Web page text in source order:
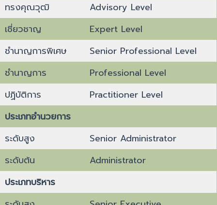
ทรงคุณวุฒิ
Advisory Level
เชี่ยวชาญ
Expert Level
ชำนาญการพิเศษ
Senior Professional Level
ชำนาญการ
Professional Level
ปฏิบัติการ
Practitioner Level
ประเภทอำนวยการ
ระดับสูง
Senior Administrator
ระดับต้น
Administrator
ประเภทบริหาร